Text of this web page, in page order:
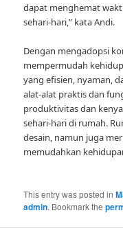
dapat menghemat
sehari-hari,” kata Andi.
Dengan mengadopsi
mempermudah
yang efisien, nyaman,
alat-alat praktis dan
produktivitas dan
sehari-hari di rumah.
desain, namun juga
memudahkan
This entry was posted in
admin. Bookmark the